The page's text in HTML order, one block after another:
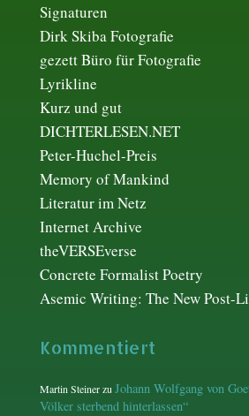
Signaturen
Dirk Skiba Fotografie
gezett Büro für Fotografie
Lyrikline
Kurz und gut
DICHTERLESEN.NET
Peter-Huchel-Preis
Memory of Mankind
Literatur im Netz
Internet Archive
theVERSEverse
Concrete Formalist Poetry
Asemic Writing: The New Post-
Kommentiert
Martin SteinerzuJohann Wolfgang von
Völker sterbend hinterlassen“